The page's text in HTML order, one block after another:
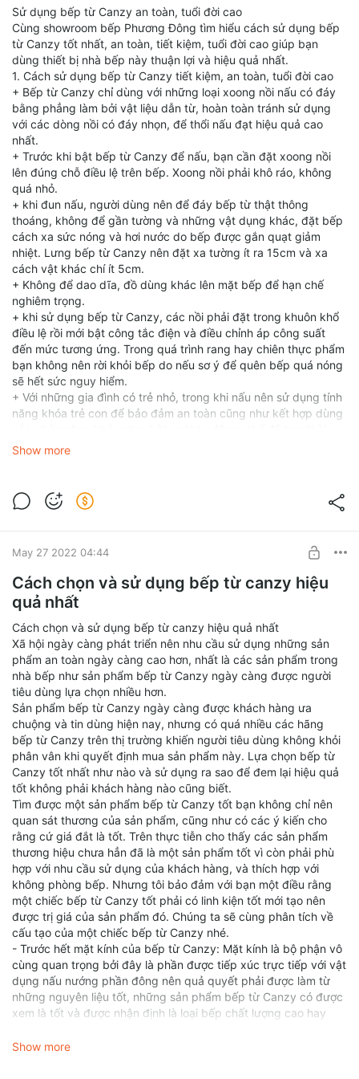
nhận diện đáy nồi, đối với đáy xoong nồi có kích cỡ quá to, hay
quá nhỏ so với kích cỡ vùng nấu thì bếp từ sẽ báo lỗi và không
vận hành. Chính do đó bạn nên đọc tham số kỹ thuật để biết
đáy nồi bao nhiêu cm là thích hợp.
Sử dụng bếp từ Canzy an toàn, tuổi đời cao
Cùng showroom bếp Phương Đông tìm hiểu cách sử dụng bếp
từ Canzy tốt nhất, an toàn, tiết kiệm, tuổi đời cao giúp bạn
dùng thiết bị nhà bếp này thuận lợi và hiệu quả nhất.
1. Cách sử dụng bếp từ Canzy tiết kiệm, an toàn, tuổi đời cao
+ Bếp từ Canzy chỉ dùng với những loại xoong nồi nấu có đáy
bằng phẳng làm bởi vật liệu dẫn từ, hoàn toàn tránh sử dụng
với các dòng nồi có đáy nhọn, để thổi nấu đạt hiệu quả cao
nhất.
+ Trước khi bật bếp từ Canzy để nấu, bạn cần đặt xoong nồi
lên đúng chỗ điều lệ trên bếp. Xoong nồi phải khô ráo, không
quá nhỏ.
+ khi đun nấu, người dùng nên để đáy bếp từ thật thông
thoáng, không để gần tường và những vật dụng khác, đặt bếp
cách xa sức nóng và hơi nước do bếp được gắn quạt giảm
nhiệt. Lưng bếp từ Canzy nên đặt xa tường ít ra 15cm và xa
cách vật khác chí ít 5cm.
+ Không để dao dĩa, đồ dùng khác lên mặt bếp để hạn chế
nghiêm trọng.
+ khi sử dụng bếp từ Canzy, các nồi phải đặt trong khuôn khổ
điều lệ rồi mới bật công tắc điện và điều chỉnh áp công suất
đến mức tương ứng. Trong quá trình rang hay chiên thực phẩm
bạn không nên rời khỏi bếp do nếu sơ ý để quên bếp quá nóng
sẽ hết sức nguy hiểm.
+ Với những gia đình có trẻ nhỏ, trong khi nấu nên sử dụng tính
năng khóa trẻ con để bảo đảm an toàn cũng như kết hợp dùng
gian, cảnh báo nhiệt độ dư…
bếp có thiết chế biến luôn.
+ Không chuyển dịch bếp khi đang đun nấu, tốt nhất là giảm
phút, tận dụng lượng nhiệt vẫn còn phóng ra trong lúc này để
làm nóng thức ăn và tiết kiệm điện hiệu quả.
+ nếu mất điện đột ngột lúc đang nấu thì bạn nên rút dây, tắt
nguồn điện.
2. Những việc cần làm khi không sử dụng bếp từ Canzy
Show more
May 27 2022 04:44
Cách chọn và sử dụng bếp từ canzy hiệu
quả nhất
Cách chọn và sử dụng bếp từ canzy hiệu quả nhất
Xã hội ngày càng phát triển nên nhu cầu sử dụng những sản
phẩm an toàn ngày càng cao hơn, nhất là các sản phẩm trong
nhà bếp như sản phẩm bếp từ Canzy ngày càng được người
tiêu dùng lựa chọn nhiều hơn.
Sản phẩm bếp từ Canzy ngày càng được khách hàng ưa
chuộng và tin dùng hiện nay, nhưng có quá nhiều các hãng
bếp từ Canzy trên thị trường khiến người tiêu dùng không khỏi
phân vân khi quyết định mua sản phẩm này. Lựa chọn bếp từ
Canzy tốt nhất như nào và sử dụng ra sao để đem lại hiệu quả
tốt không phải khách hàng nào cũng biết.
Tìm được một sản phẩm bếp từ Canzy tốt bạn không chỉ nên
quan sát thương của sản phẩm, cũng như có các ý kiến cho
rằng cứ giá đắt là tốt. Trên thực tiễn cho thấy các sản phẩm
thương hiệu chưa hẳn đã là một sản phẩm tốt vì còn phải phù
hợp với nhu cầu sử dụng của khách hàng, và thích hợp với
không phòng bếp. Nhưng tôi bảo đảm với bạn một điều rằng
một chiếc bếp từ Canzy tốt phải có linh kiện tốt mới tạo nên
được trị giá của sản phẩm đó. Chúng ta sẽ cùng phân tích về
cấu tạo của một chiếc bếp từ Canzy nhé.
- Trước hết mặt kính của bếp từ Canzy: Mặt kính là bộ phận vô
cùng quan trọng bởi đây là phần được tiếp xúc trực tiếp với vật
dụng nấu nướng phần đông nên quả quyết phải được làm từ
những nguyên liệu tốt, những sản phẩm bếp từ Canzy có được
xem là tốt và được nhận định là loại bếp chất lượng cao hay
kính. Mặt kính tốt chất lượng đạt chuẩn châu âu phải nhắc tới
Show more